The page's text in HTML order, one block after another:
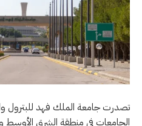
تصدرت جامعة الملك فهد للبترول